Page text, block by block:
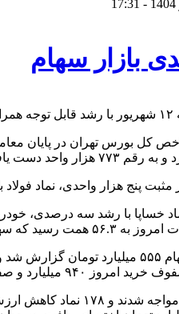
مثبت پنج هزار واحدی، نماد
فروش ۱۵۸۲ میلیارد تومان بود.